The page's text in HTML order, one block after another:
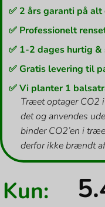
✅ 2 års garanti på
✅ Professionelt
✅ 1-2 dages hurtig
✅ Gratis levering til
✅ Vi planter 1
Træet optager CO2
det og anvendes
binder CO2’en i
derfor ikke brændt
Kun: